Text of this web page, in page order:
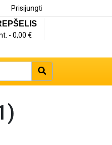
Prisijungti
- 0,00 €